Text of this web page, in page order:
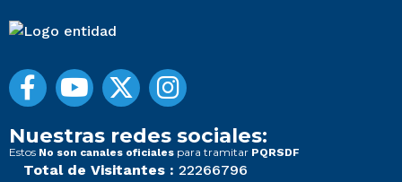
Nuestras redes sociales:
Estos No son canales oficiales para tramitar PQRSDF
Total de Visitantes : 22266796